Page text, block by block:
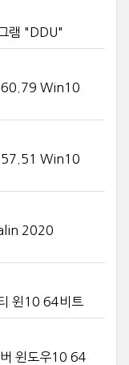
램 "DDU"
Win10
Win10
2020
윈10 64비트
윈도우10 64